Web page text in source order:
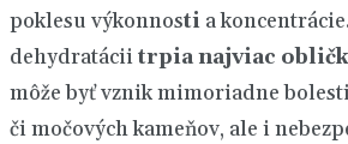
poklesu výkonnosti a
dehydratáciitrpia najviac
môže byť vznik mimoriadne
či močových kameňov, ale i